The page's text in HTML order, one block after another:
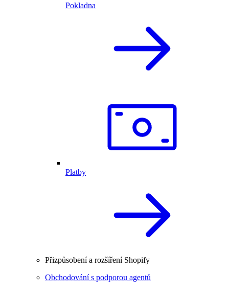
Pokladna
Platby
Přizpůsobení a rozšíření Shopify
Obchodování s podporou agentů